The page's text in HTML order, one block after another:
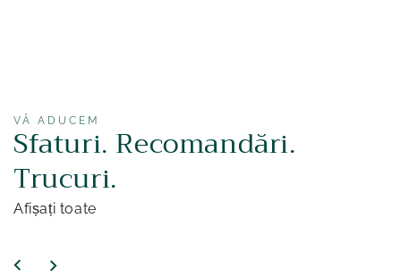
VĂ ADUCEM
Sfaturi. Recomandări.
Trucuri.
Afișați toate